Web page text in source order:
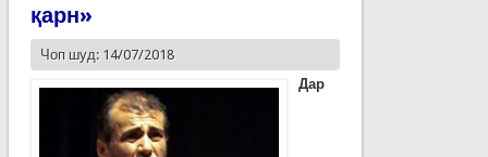
қарн»
Чоп шуд: 14/07/2018
Дар